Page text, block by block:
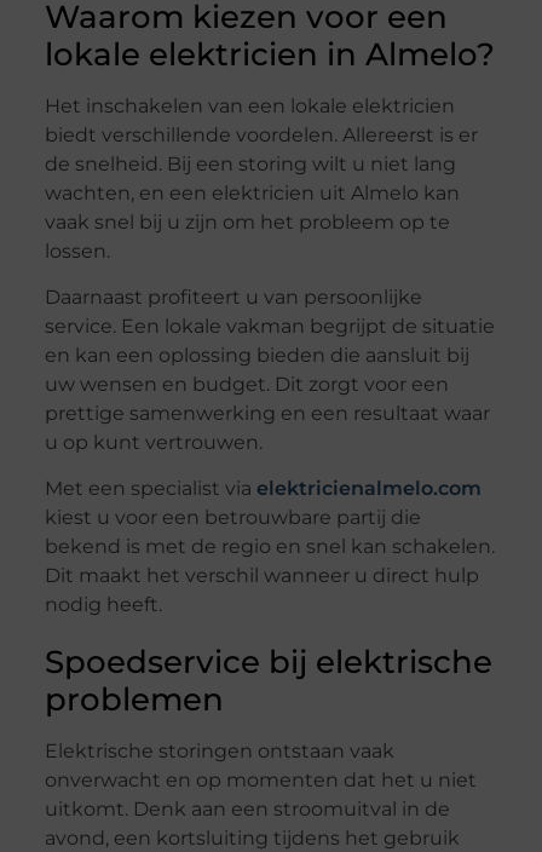
Waarom kiezen voor een
lokale elektricien in Almelo?
Het inschakelen van een lokale elektricien
biedt verschillende voordelen. Allereerst is er
de snelheid. Bij een storing wilt u niet lang
wachten, en een elektricien uit Almelo kan
vaak snel bij u zijn om het probleem op te
lossen.
Daarnaast profiteert u van persoonlijke
service. Een lokale vakman begrijpt de situatie
en kan een oplossing bieden die aansluit bij
uw wensen en budget. Dit zorgt voor een
prettige samenwerking en een resultaat waar
u op kunt vertrouwen.
Met een specialist via elektricienalmelo.com
kiest u voor een betrouwbare partij die
bekend is met de regio en snel kan schakelen.
Dit maakt het verschil wanneer u direct hulp
nodig heeft.
Spoedservice bij elektrische
problemen
Elektrische storingen ontstaan vaak
onverwacht en op momenten dat het u niet
uitkomt. Denk aan een stroomuitval in de
avond, een kortsluiting tijdens het gebruik